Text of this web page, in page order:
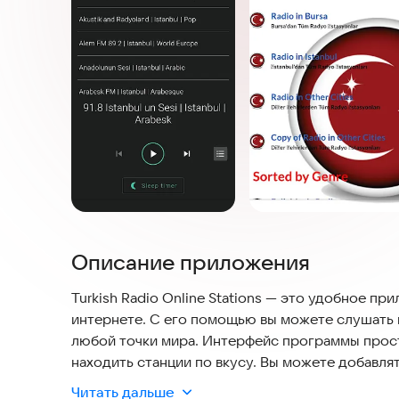
Описание приложения
Turkish Radio Online Stations — это удобное
интернете. С его помощью вы можете слушать
любой точки мира. Интерфейс программы
находить станции по вкусу. Вы можете
в будущем. Приложение работает в режиме
Читать дальше